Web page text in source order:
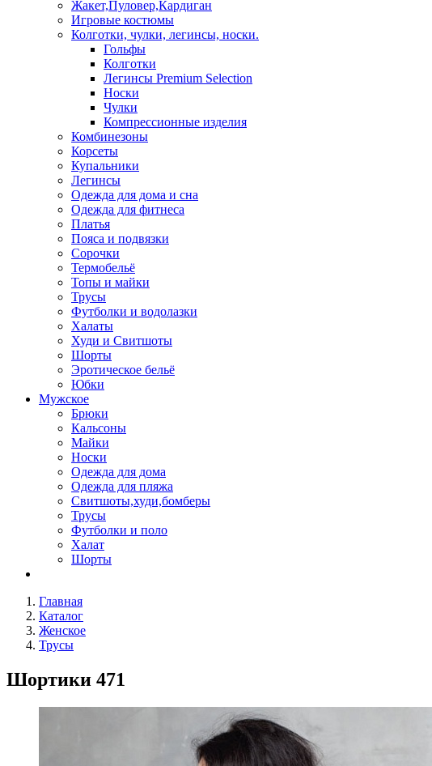
Жакет,Пуловер,Кардиган
Игровые костюмы
Колготки, чулки, легинсы, носки.
Гольфы
Колготки
Легинсы Premium Selection
Носки
Чулки
Компрессионные изделия
Комбинезоны
Корсеты
Купальники
Легинсы
Одежда для дома и сна
Одежда для фитнеса
Платья
Пояса и подвязки
Сорочки
Термобельё
Топы и майки
Трусы
Футболки и водолазки
Халаты
Худи и Свитшоты
Шорты
Эротическое бельё
Юбки
Мужское
Брюки
Кальсоны
Майки
Носки
Одежда для дома
Одежда для пляжа
Свитшоты,худи,бомберы
Трусы
Футболки и поло
Халат
Шорты
Главная
Каталог
Женское
Трусы
Шортики 471